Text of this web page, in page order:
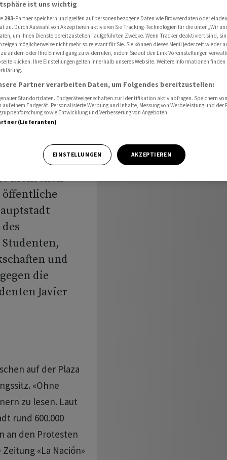
Kürzungen an Unis
Menschen
und
die
Javier
auf der Plaza
«Ohne
zu lesen. Laut
rund 600.000
an den Protesten
«La Nación»
ist uns wichtig
293-Partner speichern und greifen auf personenbezogene Daten wie Browserdaten oder
zu. Durch Auswahl von Akzeptieren aktivieren Sie Tracking-Technologien für die unter „Wir
um Ihnen Dienste bereitzustellen“ aufgeführten Zwecke. Wenn Tracker deaktiviert sind,
möglicherweise nicht mehr so relevant für Sie. Sie können dieses Menü jederzeit wieder
ändern oder Ihre Einwilligung zu widerrufen, indem Sie auf den Link Voreinstellungen
klicken. Ihre Einstellungen gelten innerhalb unseres Website. Weitere Informationen finden
Partner verarbeiten Daten, um Folgendes bereitzustellen:
Standortdaten. Endgeräteeigenschaften zur Identifikation aktiv abfragen. Speichern
einem Endgerät. Personalisierte Werbung und Inhalte, Messung von Werbeleistung und der
sowie Entwicklung und Verbesserung von Angeboten.
(Lieferanten)
EINSTELLUNGEN AKZEPTIEREN